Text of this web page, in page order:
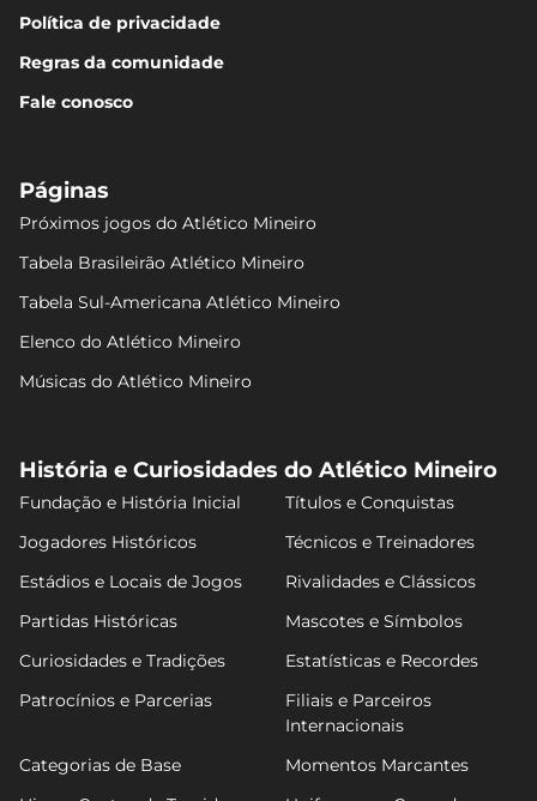
Política de privacidade
Regras da comunidade
Fale conosco
Páginas
Próximos jogos do Atlético Mineiro
Tabela Brasileirão Atlético Mineiro
Tabela Sul-Americana Atlético Mineiro
Elenco do Atlético Mineiro
Músicas do Atlético Mineiro
História e Curiosidades do Atlético Mineiro
Fundação e História Inicial
Títulos e Conquistas
Jogadores Históricos
Técnicos e Treinadores
Estádios e Locais de Jogos
Rivalidades e Clássicos
Partidas Históricas
Mascotes e Símbolos
Curiosidades e Tradições
Estatísticas e Recordes
Patrocínios e Parcerias
Filiais e Parceiros
Internacionais
Categorias de Base
Momentos Marcantes